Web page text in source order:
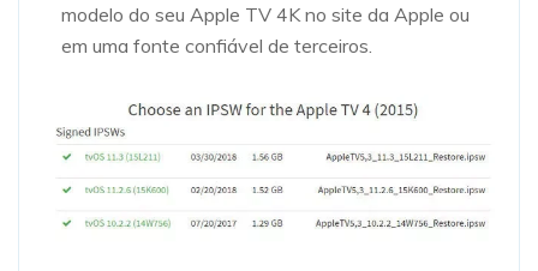
modelo do seu Apple TV 4K no site da Apple ou
em uma fonte confiável de terceiros.